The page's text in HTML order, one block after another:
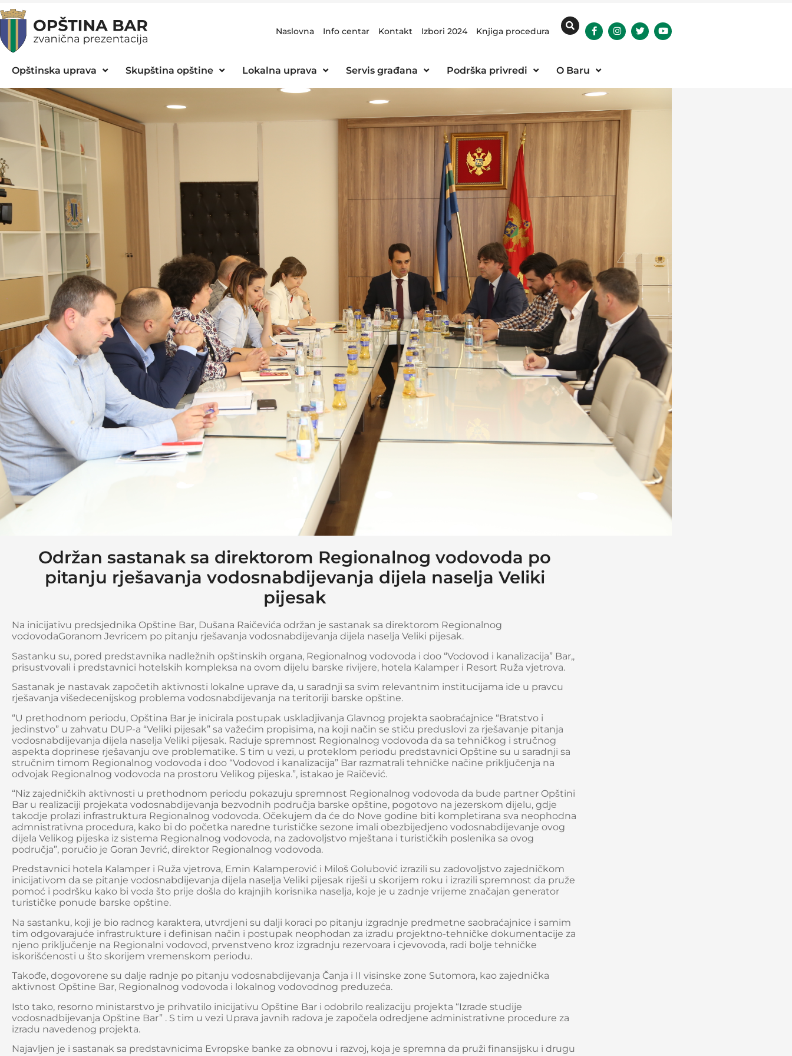
Naslovna Info centar Kontakt Izbori 2024 Knjiga procedura
Opštinska uprava Skupština opštine Lokalna uprava Servis građana Podrška privredi O Baru
Održan sastanak sa direktorom Regionalnog vodovoda po
pitanju rješavanja vodosnabdijevanja dijela naselja Veliki
pijesak
Na inicijativu predsjednika Opštine Bar, Dušana Raičevića održan je sastanak sa direktorom Regionalnog
vodovodaGoranom Jevricem po pitanju rješavanja vodosnabdijevanja dijela naselja Veliki pijesak.
Sastanku su, pored predstavnika nadležnih opštinskih organa, Regionalnog vodovoda i doo “Vodovod i kanalizacija” Bar,,
prisustvovali i predstavnici hotelskih kompleksa na ovom dijelu barske rivijere, hotela Kalamper i Resort Ruža vjetrova.
Sastanak je nastavak započetih aktivnosti lokalne uprave da, u saradnji sa svim relevantnim institucijama ide u pravcu
rješavanja višedecenijskog problema vodosnabdijevanja na teritoriji barske opštine.
“U prethodnom periodu, Opština Bar je inicirala postupak uskladjivanja Glavnog projekta saobraćajnice “Bratstvo i
jedinstvo” u zahvatu DUP-a “Veliki pijesak” sa važećim propisima, na koji način se stiču preduslovi za rješavanje pitanja
vodosnabdijevanja dijela naselja Veliki pijesak. Raduje spremnost Regionalnog vodovoda da sa tehničkog i stručnog
aspekta doprinese rješavanju ove problematike. S tim u vezi, u proteklom periodu predstavnici Opštine su u saradnji sa
stručnim timom Regionalnog vodovoda i doo “Vodovod i kanalizacija” Bar razmatrali tehničke načine priključenja na
odvojak Regionalnog vodovoda na prostoru Velikog pijeska.”, istakao je Raičević.
“Niz zajedničkih aktivnosti u prethodnom periodu pokazuju spremnost Regionalnog vodovoda da bude partner Opštini
Bar u realizaciji projekata vodosnabdijevanja bezvodnih područja barske opštine, pogotovo na jezerskom dijelu, gdje
takodje prolazi infrastruktura Regionalnog vodovoda. Očekujem da će do Nove godine biti kompletirana sva neophodna
admnistrativna procedura, kako bi do početka naredne turističke sezone imali obezbijedjeno vodosnabdijevanje ovog
dijela Velikog pijeska iz sistema Regionalnog vodovoda, na zadovoljstvo mještana i turističkih poslenika sa ovog
područja”, poručio je Goran Jevrić, direktor Regionalnog vodovoda.
Predstavnici hotela Kalamper i Ruža vjetrova, Emin Kalamperović i Miloš Golubović izrazili su zadovoljstvo zajedničkom
inicijativom da se pitanje vodosnabdijevanja dijela naselja Veliki pijesak riješi u skorijem roku i izrazili spremnost da pruže
pomoć i podršku kako bi voda što prije došla do krajnjih korisnika naselja, koje je u zadnje vrijeme značajan generator
turističke ponude barske opštine.
Na sastanku, koji je bio radnog karaktera, utvrdjeni su dalji koraci po pitanju izgradnje predmetne saobraćajnice i samim
tim odgovarajuće infrastrukture i definisan način i postupak neophodan za izradu projektno-tehničke dokumentacije za
njeno priključenje na Regionalni vodovod, prvenstveno kroz izgradnju rezervoara i cjevovoda, radi bolje tehničke
iskorišćenosti u što skorijem vremenskom periodu.
Takođe, dogovorene su dalje radnje po pitanju vodosnabdijevanja Čanja i II visinske zone Sutomora, kao zajednička
aktivnost Opštine Bar, Regionalnog vodovoda i lokalnog vodovodnog preduzeća.
Isto tako, resorno ministarstvo je prihvatilo inicijativu Opštine Bar i odobrilo realizaciju projekta “Izrade studije
vodosnadbijevanja Opštine Bar” . S tim u vezi Uprava javnih radova je započela odredjene administrativne procedure za
izradu navedenog projekta.
Najavljen je i sastanak sa predstavnicima Evropske banke za obnovu i razvoj, koja je spremna da pruži finansijsku i drugu